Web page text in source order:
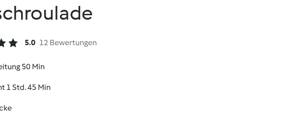
5.0 12 Bewertungen
50 Min
1 Std. 45 Min